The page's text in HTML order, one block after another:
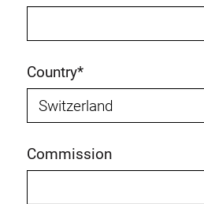
Country*
Commission